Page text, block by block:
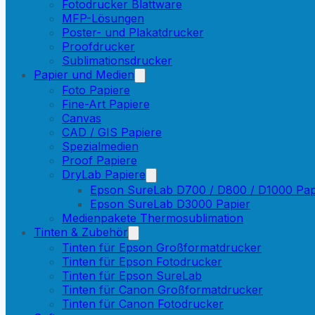
Fotodrucker Blattware
MFP-Lösungen
Poster- und Plakatdrucker
Proofdrucker
Sublimationsdrucker
Papier und Medien
Foto Papiere
Fine-Art Papiere
Canvas
CAD / GIS Papiere
Spezialmedien
Proof Papiere
DryLab Papiere
Epson SureLab D700 / D800 / D1000
Epson SureLab D3000 Papier
Medienpakete Thermosublimation
Tinten & Zubehör
Tinten für Epson Großformatdrucker
Tinten für Epson Fotodrucker
Tinten für Epson SureLab
Tinten für Canon Großformatdrucker
Tinten für Canon Fotodrucker